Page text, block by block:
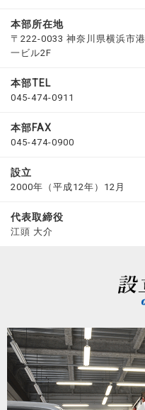
本部所在地
〒222-0033 神奈川県横浜市
一ビル2F
本部TEL
045-474-0911
本部FAX
045-474-0900
設立
2000年（平成12年）12月
代表取締役
江頭 大介